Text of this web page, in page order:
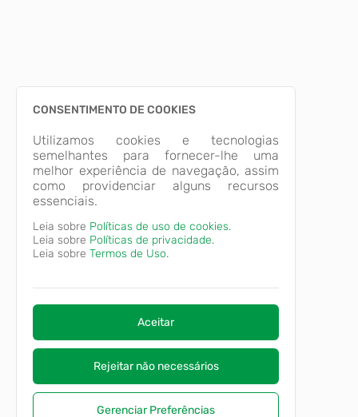
CONSENTIMENTO DE COOKIES
Utilizamos cookies e tecnologias
semelhantes para fornecer-lhe uma
melhor experiência de navegação, assim
como providenciar alguns recursos
essenciais.
Leia sobre Políticas de uso de cookies.
Leia sobre Políticas de privacidade.
Leia sobre Termos de Uso.
Aceitar
Rejeitar não necessários
Gerenciar Preferências